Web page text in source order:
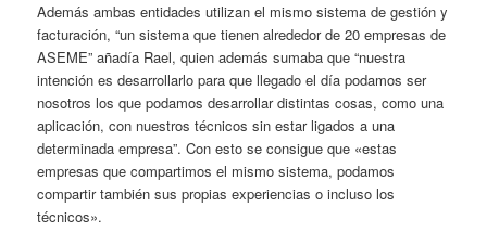
Además ambas entidades utilizan el mismo sistema de gestión y
facturación, “un sistema que tienen alrededor de 20 empresas de
ASEME” añadía Rael, quien además sumaba que “nuestra
intención es desarrollarlo para que llegado el día podamos ser
nosotros los que podamos desarrollar distintas cosas, como una
aplicación, con nuestros técnicos sin estar ligados a una
determinada empresa”. Con esto se consigue que «estas
empresas que compartimos el mismo sistema, podamos
compartir también sus propias experiencias o incluso los
técnicos».